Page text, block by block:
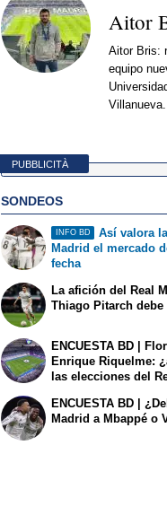
Aitor
Aitor Bris:
equipo
PUBBLICITÀ
SONDEOS
INFO BD
Así valora
Madrid el mercado
fecha
La afición del Real
Thiago Pitarch debe
ENCUESTA BD |
Enrique Riquelme:
las elecciones del
ENCUESTA BD |
Madrid a Mbappé o